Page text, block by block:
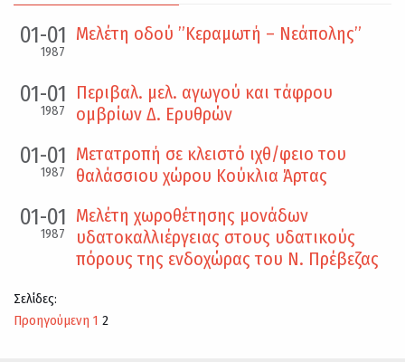
01-01
1987
Μελέτη οδού ”Κεραμωτή – Νεάπολης”
01-01
1987
Περιβαλ. μελ. αγωγού και τάφρου
ομβρίων Δ. Ερυθρών
01-01
1987
Μετατροπή σε κλειστό ιχθ/φειο του
θαλάσσιου χώρου Κούκλια Άρτας
01-01
1987
Μελέτη χωροθέτησης μονάδων
υδατοκαλλιέργειας στους υδατικούς
πόρους της ενδοχώρας του Ν. Πρέβεζας
Σελίδες:
Προηγούμενη 1 2